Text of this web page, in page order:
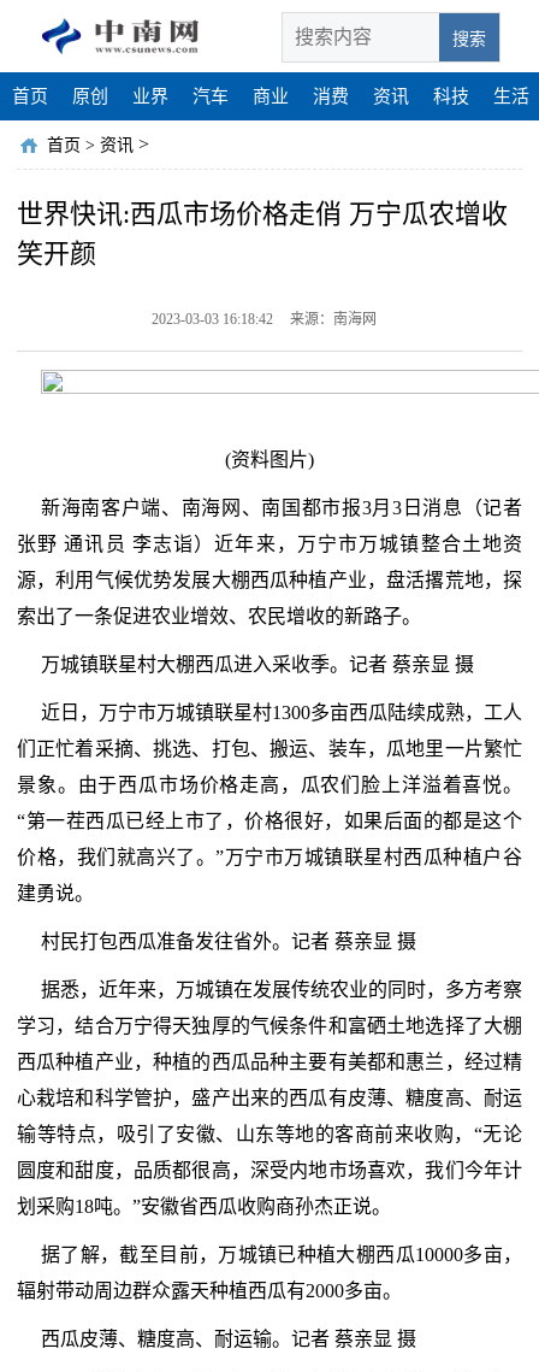
搜索
首页 原创 业界 汽车 商业 消费 资讯 科技 生活
首页 > 资讯 >
世界快讯:西瓜市场价格走俏 万宁瓜农增收
笑开颜
2023-03-03 16:18:42 来源：南海网
(资料图片)
新海南客户端、南海网、南国都市报3月3日消息（记者
张野 通讯员 李志诣）近年来，万宁市万城镇整合土地资
源，利用气候优势发展大棚西瓜种植产业，盘活撂荒地，探
索出了一条促进农业增效、农民增收的新路子。
万城镇联星村大棚西瓜进入采收季。记者 蔡亲显 摄
近日，万宁市万城镇联星村1300多亩西瓜陆续成熟，工人
们正忙着采摘、挑选、打包、搬运、装车，瓜地里一片繁忙
景象。由于西瓜市场价格走高，瓜农们脸上洋溢着喜悦。
“第一茬西瓜已经上市了，价格很好，如果后面的都是这个
价格，我们就高兴了。”万宁市万城镇联星村西瓜种植户谷
建勇说。
村民打包西瓜准备发往省外。记者 蔡亲显 摄
据悉，近年来，万城镇在发展传统农业的同时，多方考察
学习，结合万宁得天独厚的气候条件和富硒土地选择了大棚
西瓜种植产业，种植的西瓜品种主要有美都和惠兰，经过精
心栽培和科学管护，盛产出来的西瓜有皮薄、糖度高、耐运
输等特点，吸引了安徽、山东等地的客商前来收购，“无论
圆度和甜度，品质都很高，深受内地市场喜欢，我们今年计
划采购18吨。”安徽省西瓜收购商孙杰正说。
据了解，截至目前，万城镇已种植大棚西瓜10000多亩，
辐射带动周边群众露天种植西瓜有2000多亩。
西瓜皮薄、糖度高、耐运输。记者 蔡亲显 摄